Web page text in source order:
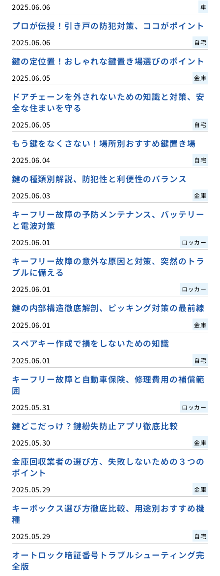
2025.06.06 車
プロが伝授！引き戸の防犯対策、ココがポイント
2025.06.06 自宅
鍵の定位置！おしゃれな鍵置き場選びのポイント
2025.06.05 金庫
ドアチェーンを外されないための知識と対策、安
全な住まいを守る
2025.06.05 自宅
もう鍵をなくさない！場所別おすすめ鍵置き場
2025.06.04 自宅
鍵の種類別解説、防犯性と利便性のバランス
2025.06.03 金庫
キーフリー故障の予防メンテナンス、バッテリー
と電波対策
2025.06.01 ロッカー
キーフリー故障の意外な原因と対策、突然のトラ
ブルに備える
2025.06.01 ロッカー
鍵の内部構造徹底解剖、ピッキング対策の最前線
2025.06.01 金庫
スペアキー作成で損をしないための知識
2025.06.01 自宅
キーフリー故障と自動車保険、修理費用の補償範
囲
2025.05.31 ロッカー
鍵どこだっけ？鍵紛失防止アプリ徹底比較
2025.05.30 金庫
金庫回収業者の選び方、失敗しないための３つの
ポイント
2025.05.29 金庫
キーボックス選び方徹底比較、用途別おすすめ機
種
2025.05.29 自宅
オートロック暗証番号トラブルシューティング完
全版